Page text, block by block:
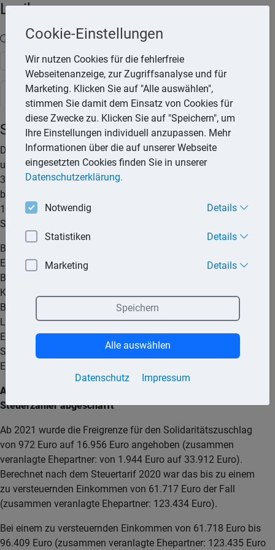
Lexika
Volltext-Suche in den Lexika
Suchen
Steuerlexikon
Solidaritätszuschlag
Der Solidaritätszuschlag wurde zum 01.07.1991 eingeführt
und betrug bis 30.6.1992 7,5 %. Im Zeitraum 01.07.1993 bis
31.12.1994 war der Solidaritätszuschlag abgeschafft, aber
bereits 1995 wieder eingeführt. In den Jahren 1995, 1996 und
1997 galt ein Steuersatz von 7,5 %. Seit 1998 beträgt der
Solidaritätszuschlag 5,5 %.
Bemessungsgrundlage für den Solidaritätszuschlag ist die
Einkommensteuer oder Körperschaftsteuer nach der
Berücksichtigung von Freibeträgen (unter anderem
Kinderfreibetrag). Beim Steuerabzug vom Arbeitslohn ist die
Bemessungsgrundlage die um Freibeträge verminderte
Lohnsteuer. Der bei einer Vorauszahlung von
Einkommensteuer oder Körperschaftsteuer gezahlte
Solidaritätszuschlag wird bei der Veranlagung zur
Einkommensteuer/Körperschaftsteuer berücksichtigt.
Ab 2021: Solidaritätszuschlag wird für die meisten
Steuerzahler abgeschafft
Ab 2021 wurde die Freigrenze für den Solidaritätszuschlag
von 972 Euro auf 16.956 Euro angehoben (zusammen
veranlagte Ehepartner: von 1.944 Euro auf 33.912 Euro).
Berechnet nach dem Steuertarif 2020 war das bis zu einem
zu versteuernden Einkommen von 61.717 Euro der Fall
(zusammen veranlagte Ehepartner: 123.434 Euro).
Bei einem zu versteuernden Einkommen von 61.718 Euro bis
96.409 Euro (zusammen veranlagte Ehepartner: 123.435 Euro
Cookie-Einstellungen
Wir nutzen Cookies für die fehlerfreie
Webseitenanzeige, zur Zugriffsanalyse und für
Marketing. Klicken Sie auf "Alle auswählen",
stimmen Sie damit dem Einsatz von Cookies für
diese Zwecke zu. Klicken Sie auf "Speichern", um
Ihre Einstellungen individuell anzupassen. Mehr
Informationen über die auf unserer Webseite
eingesetzten Cookies finden Sie in unserer
Datenschutzerklärung.
Notwendig Details
Statistiken Details
Marketing Details
Datenschutz Impressum
Speichern
Alle auswählen